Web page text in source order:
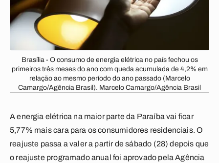
Brasília - O consumo de energia elétrica no país fechou os
primeiros três meses do ano com queda acumulada de 4,2% em
relação ao mesmo período do ano passado (Marcelo
Camargo/Agência Brasil). Marcelo Camargo/Agência Brasil
A energia elétrica na maior parte da Paraíba vai ficar
5,77% mais cara para os consumidores residenciais. O
reajuste passa a valer a partir de sábado (28) depois que
o reajuste programado anual foi aprovado pela Agência